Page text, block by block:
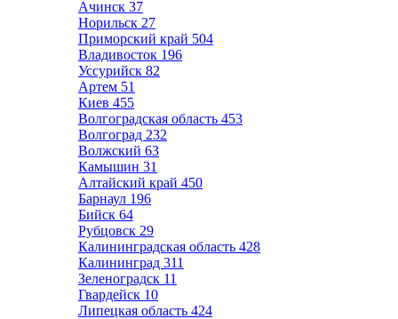
Ачинск 37
Норильск 27
Приморский край 504
Владивосток 196
Уссурийск 82
Артем 51
Киев 455
Волгоградская область 453
Волгоград 232
Волжский 63
Камышин 31
Алтайский край 450
Барнаул 196
Бийск 64
Рубцовск 29
Калининградская область 428
Калининград 311
Зеленоградск 11
Гвардейск 10
Липецкая область 424